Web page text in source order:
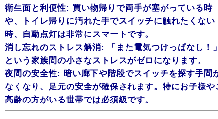
衛生面と利便性: 買い物帰りで両手が塞がっている時
や、トイレ帰りに汚れた手でスイッチに触れたくない
時、自動点灯は非常にスマートです。
消し忘れのストレス解消: 「また電気つけっぱなし！
という家族間の小さなストレスがゼロになります。
夜間の安全性: 暗い廊下や階段でスイッチを探す手間
なくなり、足元の安全が確保されます。特にお子様や
高齢の方がいる世帯では必須級です。